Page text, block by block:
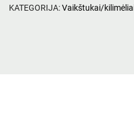
KATEGORIJA:Vaikštukai/